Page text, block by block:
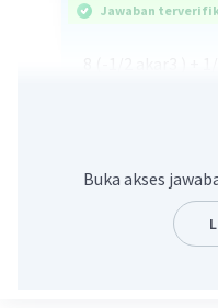
Jawaban
Buka akses